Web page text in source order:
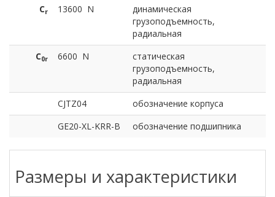
Cr 13600 N
динамическая
грузоподъемность,
радиальная
C0r 6600 N
статическая
грузоподъемность,
радиальная
CJTZ04
обозначение корпуса
GE20-XL-KRR-B
обозначение подшипника
Размеры и характеристики